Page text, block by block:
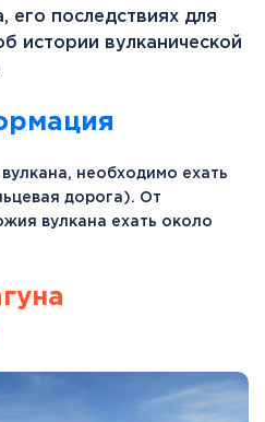
его последствиях для
истории вулканической
необходимо ехать
дорога). От
вулкана ехать около